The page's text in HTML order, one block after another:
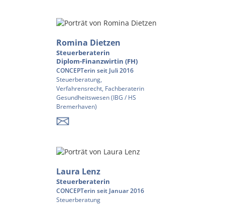
Romina Dietzen
Steuerberaterin
Diplom-Finanzwirtin (FH)
CONCEPTerin seit Juli 2016
Steuerberatung,
Verfahrensrecht, Fachberaterin
Gesundheitswesen (IBG / HS
Bremerhaven)
Laura Lenz
Steuerberaterin
CONCEPTerin seit Januar 2016
Steuerberatung